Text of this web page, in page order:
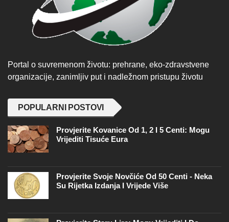
Portal o suvremenom životu: prehrane, eko-zdravstvene
organizacije, zanimljiv put i nadležnom pristupu životu
POPULARNI POSTOVI
Provjerite Kovanice Od 1, 2 I 5 Centi: Mogu
Vrijediti Tisuće Eura
Provjerite Svoje Novčiće Od 50 Centi - Neka
Su Rijetka Izdanja I Vrijede Više